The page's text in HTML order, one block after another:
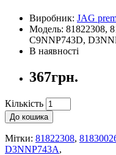
Виробник: JAG
Модель: 81822308,
C9NNP743D,
В наявності
367грн.
Кількість
До кошика
Мітки: 81822308,
D3NNP743A,